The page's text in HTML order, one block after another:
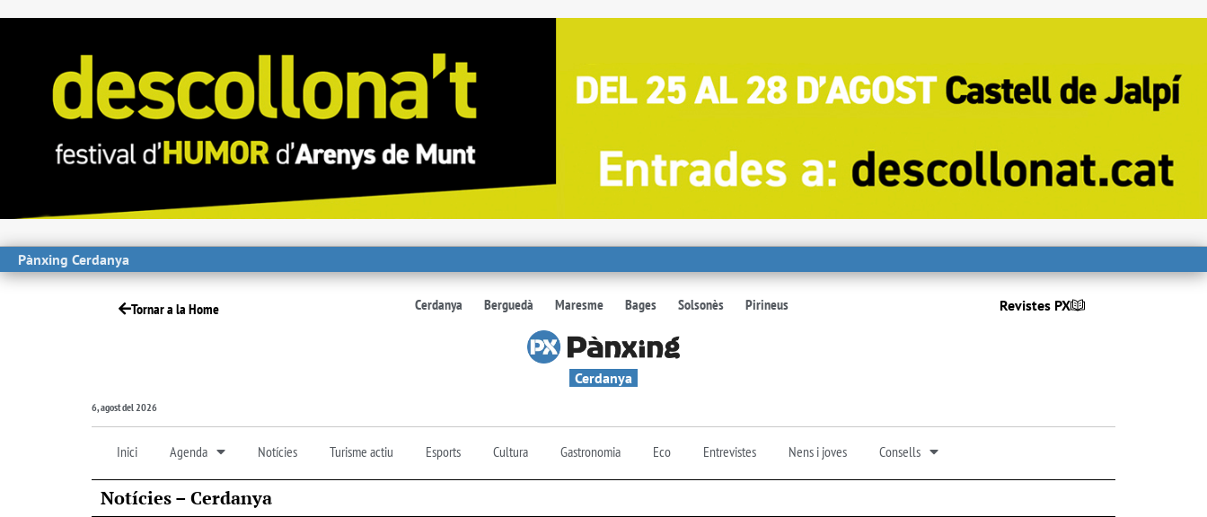
Pànxing Cerdanya
Tornar a la Home Cerdanya Berguedà Maresme Bages Solsonès Pirineus Revistes PX
Cerdanya
6, agost del 2026
Inici Agenda Notícies Turisme actiu Esports Cultura Gastronomia Eco Entrevistes Nens i joves Consells
Notícies – Cerdanya